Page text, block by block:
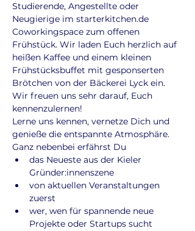
Studierende, Angestellte oder
Neugierige im starterkitchen.de
Coworkingspace zum offenen
Frühstück. Wir laden Euch herzlich auf
heißen Kaffee und einem kleinen
Frühstücksbuffet mit gesponserten
Brötchen von der Bäckerei Lyck ein.
Wir freuen uns sehr darauf, Euch
kennenzulernen!
Lerne uns kennen, vernetze Dich und
genieße die entspannte Atmosphäre.
Ganz nebenbei erfährst Du
das Neueste aus der Kieler
Gründer:innenszene
von aktuellen Veranstaltungen
zuerst
wer, wen für spannende neue
Projekte oder Startups sucht